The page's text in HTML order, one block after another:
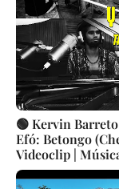
🟢 Kervin
Efó: Betongo
Videoclip |
Artistas Cubanos